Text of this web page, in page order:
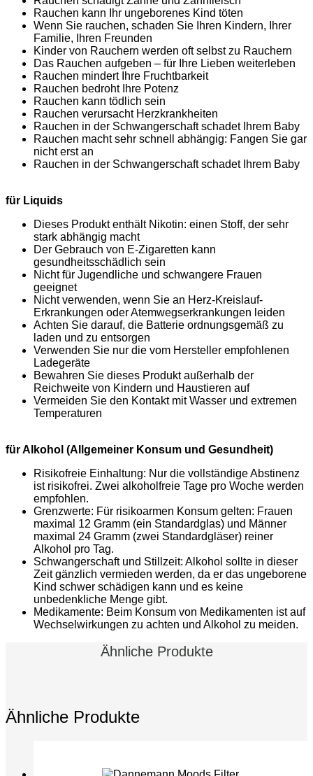
Rauchen kann Ihr ungeborenes Kind töten
Wenn Sie rauchen, schaden Sie Ihren Kindern, Ihrer
Familie, Ihren Freunden
Kinder von Rauchern werden oft selbst zu Rauchern
Das Rauchen aufgeben – für Ihre Lieben weiterleben
Rauchen mindert Ihre Fruchtbarkeit
Rauchen bedroht Ihre Potenz
Rauchen kann tödlich sein
Rauchen verursacht Herzkrankheiten
Rauchen in der Schwangerschaft schadet Ihrem Baby
Rauchen macht sehr schnell abhängig: Fangen Sie gar
nicht erst an
Rauchen in der Schwangerschaft schadet Ihrem Baby
für Liquids
Dieses Produkt enthält Nikotin: einen Stoff, der sehr
stark abhängig macht
Der Gebrauch von E-Zigaretten kann
gesundheitsschädlich sein
Nicht für Jugendliche und schwangere Frauen
geeignet
Nicht verwenden, wenn Sie an Herz-Kreislauf-
Erkrankungen oder Atemwegserkrankungen leiden
Achten Sie darauf, die Batterie ordnungsgemäß zu
laden und zu entsorgen
Verwenden Sie nur die vom Hersteller empfohlenen
Ladegeräte
Bewahren Sie dieses Produkt außerhalb der
Reichweite von Kindern und Haustieren auf
Vermeiden Sie den Kontakt mit Wasser und extremen
Temperaturen
für Alkohol (Allgemeiner Konsum und Gesundheit)
Risikofreie Einhaltung: Nur die vollständige Abstinenz
ist risikofrei. Zwei alkoholfreie Tage pro Woche werden
empfohlen.
Grenzwerte: Für risikoarmen Konsum gelten: Frauen
maximal 12 Gramm (ein Standardglas) und Männer
maximal 24 Gramm (zwei Standardgläser) reiner
Alkohol pro Tag.
Schwangerschaft und Stillzeit: Alkohol sollte in dieser
Zeit gänzlich vermieden werden, da er das ungeborene
Kind schwer schädigen kann und es keine
unbedenkliche Menge gibt.
Medikamente: Beim Konsum von Medikamenten ist auf
Wechselwirkungen zu achten und Alkohol zu meiden.
Ähnliche Produkte
Ähnliche Produkte